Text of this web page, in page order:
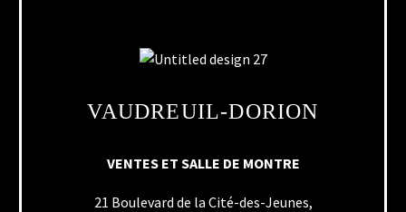
VAUDREUIL-DORION
VENTES ET SALLE DE MONTRE
21 Boulevard de la Cité-des-Jeunes,